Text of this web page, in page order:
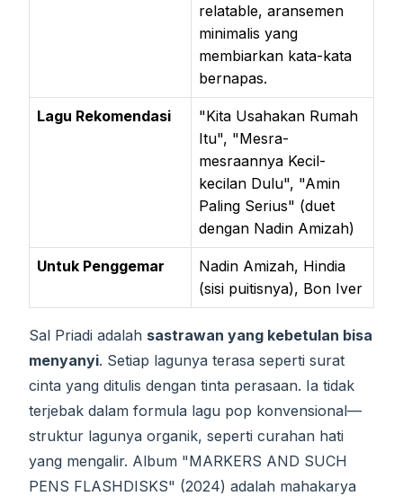
relatable, aransemen
minimalis yang
membiarkan kata-kata
bernapas.
Lagu Rekomendasi
"Kita Usahakan Rumah
Itu", "Mesra-
mesraannya Kecil-
kecilan Dulu", "Amin
Paling Serius" (duet
dengan Nadin Amizah)
Untuk Penggemar
Nadin Amizah, Hindia
(sisi puitisnya), Bon Iver
Sal Priadi adalah sastrawan yang kebetulan bisa
menyanyi. Setiap lagunya terasa seperti surat
cinta yang ditulis dengan tinta perasaan. Ia tidak
terjebak dalam formula lagu pop konvensional—
struktur lagunya organik, seperti curahan hati
yang mengalir. Album "MARKERS AND SUCH
PENS FLASHDISKS" (2024) adalah mahakarya